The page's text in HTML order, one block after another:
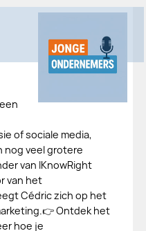
of sociale media,
nog veel grotere
van IKnowRight
van het
Cédric zich op het
Ontdek het
hoe je